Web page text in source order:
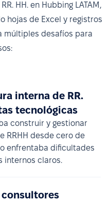
HH. en Hubbing LATAM,
hojas de Excel y registros
múltiples desafíos para
interna de RR.
tecnológicas
construir y gestionar
RRHH desde cero de
enfrentaba dificultades
internos claros.